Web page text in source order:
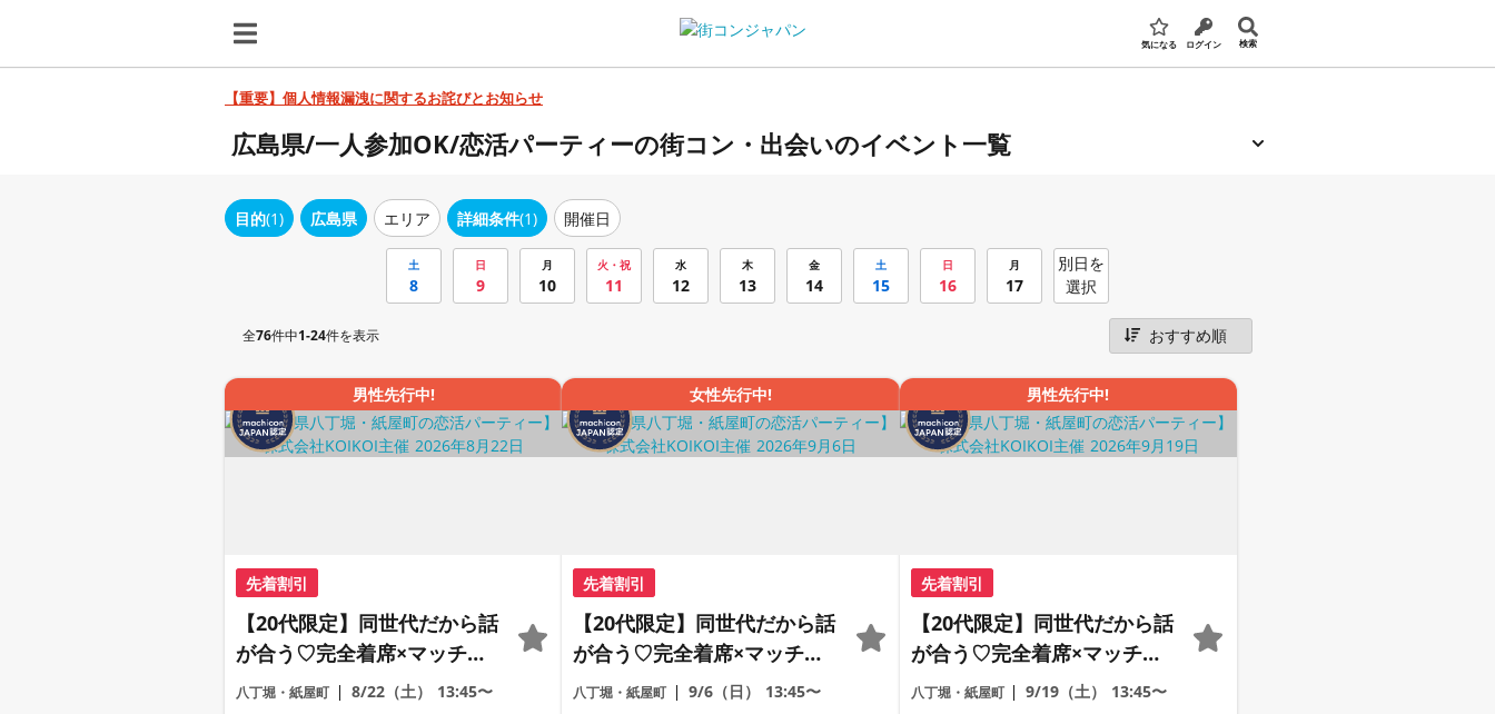
気になる ログイン 検索
【重要】個人情報漏洩に関するお詫びとお知らせ
広島県/一人参加OK/恋活パーティーの街コン・出会いのイベント一覧
目的(1) 広島県 エリア 詳細条件(1) 開催日
土
8
日
9
月
10
火・祝
11
水
12
木
13
金
14
土
15
日
16
月
17
別日を
選択
全76件中1-24件を表示
男性先行中!
先着割引
【20代限定】同世代だから話
が合う♡完全着席×マッチン
グゲーム付きマッチングコン
八丁堀・紙屋町 8/22（土） 13:45〜
女性先行中!
先着割引
【20代限定】同世代だから話
が合う♡完全着席×マッチン
グゲーム付きマッチングコン
八丁堀・紙屋町 9/6（日） 13:45〜
男性先行中!
先着割引
【20代限定】同世代だから話
が合う♡完全着席×マッチン
グゲーム付きマッチングコン
八丁堀・紙屋町 9/19（土） 13:45〜